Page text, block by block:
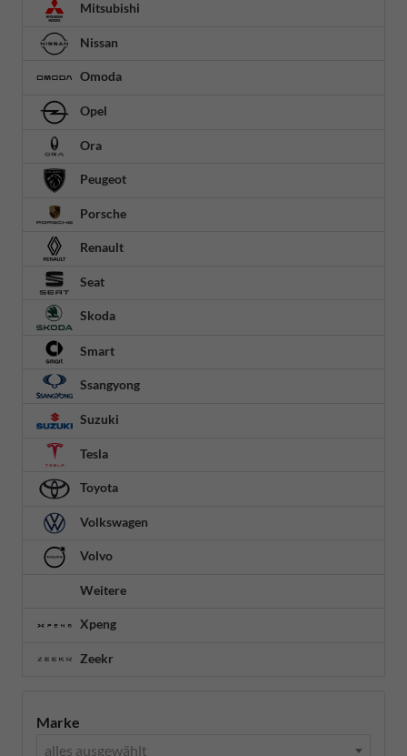
Mitsubishi
Nissan
Omoda
Opel
Ora
Peugeot
Porsche
Renault
Seat
Skoda
Smart
Ssangyong
Suzuki
Tesla
Toyota
Volkswagen
Volvo
Weitere
Xpeng
Zeekr
Marke
alles ausgewählt